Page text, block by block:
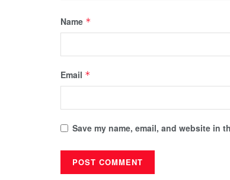
Name *
Email *
Save my name, email, and website in